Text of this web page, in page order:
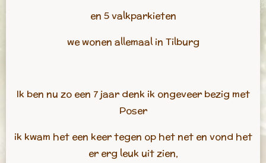
en 5 valkparkieten
we wonen allemaal in Tilburg
Ik ben nu zo een 7 jaar denk ik ongeveer bezig met
Poser
ik kwam het een keer tegen op het net en vond het
er erg leuk uit zien,